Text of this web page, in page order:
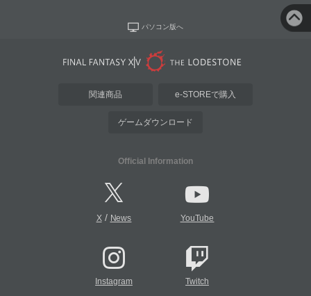
パソコン版へ
関連商品 e-STOREで購入
ゲームダウンロード
Official Information
X/ News YouTube
Instagram Twitch